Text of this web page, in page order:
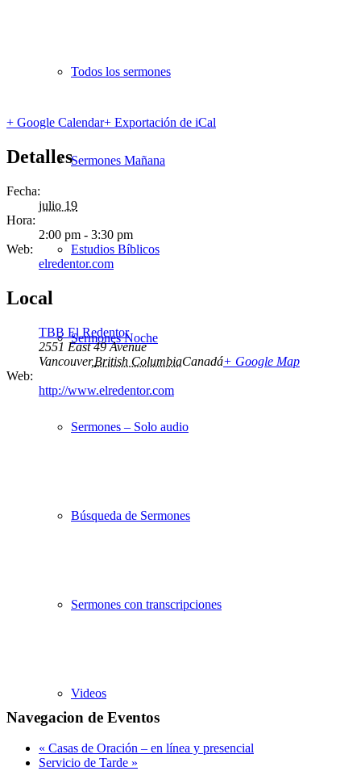
Todos los sermones
Sermones Mañana
Estudios Bíblicos
Sermones Noche
Sermones – Solo audio
Búsqueda de Sermones
Sermones con transcripciones
Videos
+ Google Calendar+ Exportación de iCal
Detalles
Fecha:
julio 19
Hora:
2:00 pm - 3:30 pm
Web:
elredentor.com
Local
TBB El Redentor
2551 East 49 Avenue
Vancouver,British ColumbiaCanadá+ Google Map
Web:
http://www.elredentor.com
Navegacion de Eventos
« Casas de Oración – en línea y presencial
Servicio de Tarde »